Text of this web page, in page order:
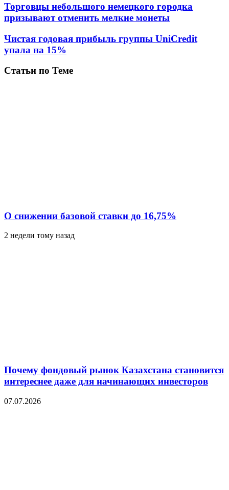
Торговцы небольшого немецкого городка
призывают отменить мелкие монеты
Чистая годовая прибыль группы UniCredit
упала на 15%
Статьи по Теме
О снижении базовой ставки до 16,75%
2 недели тому назад
Почему фондовый рынок Казахстана становится
интереснее даже для начинающих инвесторов
07.07.2026